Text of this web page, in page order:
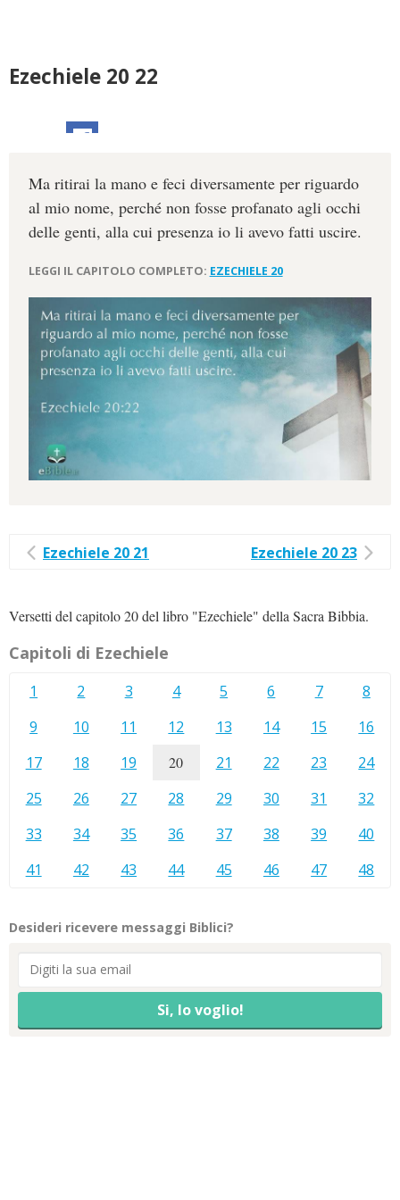
Ezechiele 20 22
Ma ritirai la mano e feci diversamente per riguardo
al mio nome, perché non fosse profanato agli occhi
delle genti, alla cui presenza io li avevo fatti uscire.
LEGGI IL CAPITOLO COMPLETO: EZECHIELE 20
Ezechiele 20 21 Ezechiele 20 23
Versetti del capitolo 20 del libro "Ezechiele" della Sacra Bibbia.
Capitoli di Ezechiele
1 2 3 4 5 6 7
8
9
10 11 12 13 14 15
16
17
18 19 20 21 22 23
24
25
26 27 28 29 30 31
32
33
34 35 36 37 38 39
40
41
42 43 44 45 46 47 48
Desideri ricevere messaggi Biblici?